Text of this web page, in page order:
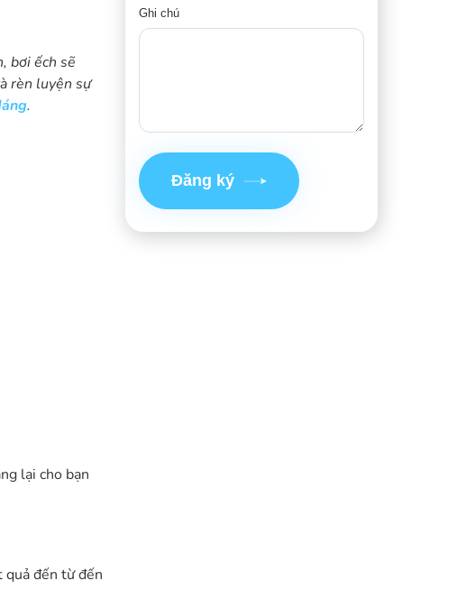
bơi ếch sẽ
rèn luyện sự
.
lại cho bạn
quả đến từ đến
Ghi chú
Đăng ký